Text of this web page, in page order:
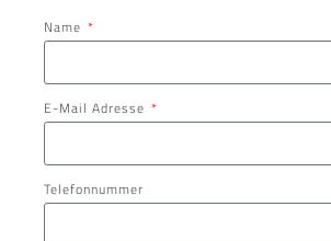
Name
E-Mail Adresse
Telefonnummer